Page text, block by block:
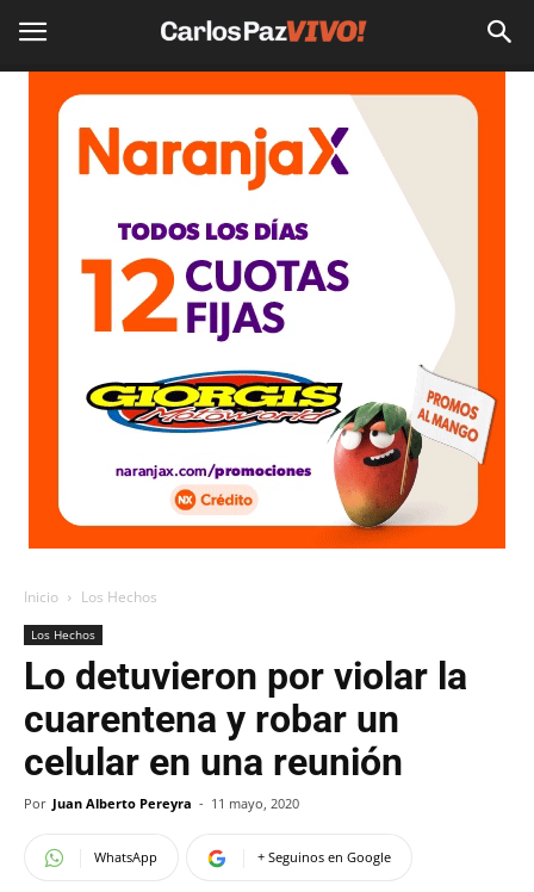
Inicio Los Hechos
Los Hechos
Lo detuvieron por violar la
cuarentena y robar un
celular en una reunión
Por Juan Alberto Pereyra - 11 mayo, 2020
WhatsApp + Seguinos en Google